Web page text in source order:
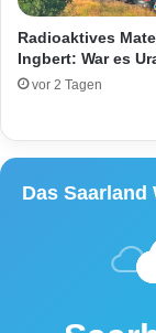
–
F
a
h
Radioaktives
Ingbert: War es
vor 2 Tagen
Das Saarland